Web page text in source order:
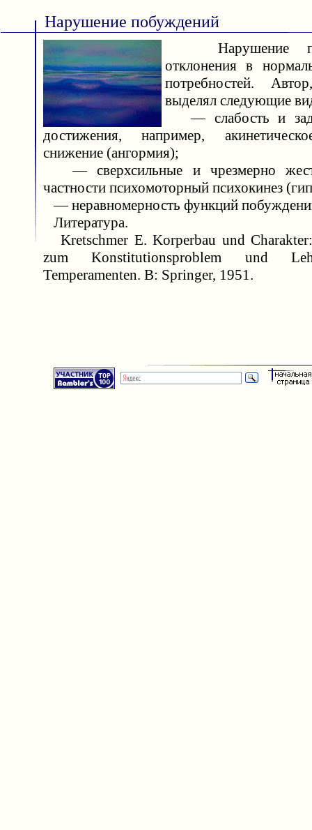
Нарушение побуждений
Нарушение
отклонения в
потребностей.
выделял следующие
— слабость и
достижения, например,
снижение (ангормия);
— сверхсильные и чрезмерно
частности психомоторный психокинез
— неравномерность функций
Литература.
Kretschmer E. Korperbau und
zum Konstitutionsproblem und
Temperamenten. B: Springer, 1951.